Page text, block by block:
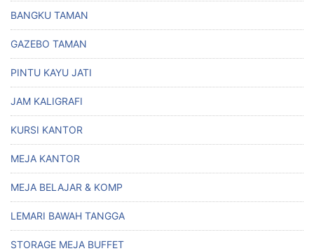
BANGKU TAMAN
GAZEBO TAMAN
PINTU KAYU JATI
JAM KALIGRAFI
KURSI KANTOR
MEJA KANTOR
MEJA BELAJAR & KOMP
LEMARI BAWAH TANGGA
STORAGE MEJA BUFFET